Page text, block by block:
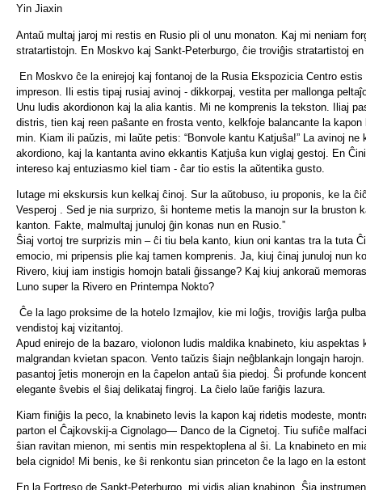
Yin Jiaxin
Antaŭ multaj jaroj mi restis en Rusio pli ol unu monaton. Kaj mi neniam
stratartistojn. En Moskvo kaj Sankt-Peterburgo, ĉie troviĝis stratartistoj en
En Moskvo ĉe la enirejoj kaj fontanoj de la Rusia Ekspozicia Centro
impreson. Ili estis tipaj rusiaj avinoj - dikkorpaj, vestita per mallonga
Unu ludis akordionon kaj la alia kantis. Mi ne komprenis la tekston. Iliaj
distris, tien kaj reen paŝante en frosta vento, kelkfoje balancante la
min. Kiam ili paŭzis, mi laŭte petis: “Bonvole kantu Katjuŝa!” La avinoj
akordiono, kaj la kantanta avino ekkantis Katjuŝa kun viglaj gestoj. En
intereso kaj entuziasmo kiel tiam - ĉar tio estis la aŭtentika gusto.
Iutage mi ekskursis kun kelkaj ĉinoj. Sur la aŭtobuso, iu proponis, ke la
Vesperoj . Sed je nia surprizo, ŝi honteme metis la manojn sur la bruston
kanton. Fakte, malmultaj junuloj ĝin konas nun en Rusio.”
Ŝiaj vortoj tre surprizis min – ĉi tiu bela kanto, kiun oni kantas tra la tuta
emocio, mi pripensis plie kaj tamen komprenis. Ja, kiuj ĉinaj junuloj nun
Rivero, kiuj iam instigis homojn batali ĝissange? Kaj kiuj ankoraŭ
Luno super la Rivero en Printempa Nokto?
Ĉe la lago proksime de la hotelo Izmajlov, kie mi loĝis, troviĝis larĝa
vendistoj kaj vizitantoj.
Apud enirejo de la bazaro, violonon ludis maldika knabineto, kiu
malgrandan kvietan spacon. Vento taŭzis ŝiajn neĝblankajn longajn
pasantoj ĵetis monerojn en la ĉapelon antaŭ ŝia piedoj. Ŝi profunde
elegante ŝvebis el ŝiaj delikataj fingroj. La ĉielo laŭe fariĝis lazura.
Kiam finiĝis la peco, la knabineto levis la kapon kaj ridetis modeste,
parton el Ĉajkovskij-a Cignolago— Danco de la Cignetoj. Tiu sufiĉe
ŝian ravitan mienon, mi sentis min respektoplena al ŝi. La knabineto en
bela cignido! Mi benis, ke ŝi renkontu sian princeton ĉe la lago en la
En la Fortreso de Sankt-Peterburgo, mi vidis alian knabinon. Ŝia